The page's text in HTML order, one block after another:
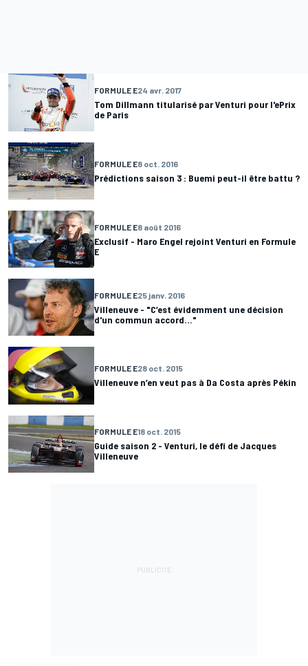
FORMULE E24 avr. 2017
Tom Dillmann titularisé par Venturi pour l'ePrix
de Paris
FORMULE E8 oct. 2016
Prédictions saison 3 : Buemi peut-il être battu ?
FORMULE E8 août 2016
Exclusif - Maro Engel rejoint Venturi en Formule
E
FORMULE E25 janv. 2016
Villeneuve - "C’est évidemment une décision
d'un commun accord…"
FORMULE E28 oct. 2015
Villeneuve n’en veut pas à Da Costa après Pékin
FORMULE E18 oct. 2015
Guide saison 2 - Venturi, le défi de Jacques
Villeneuve